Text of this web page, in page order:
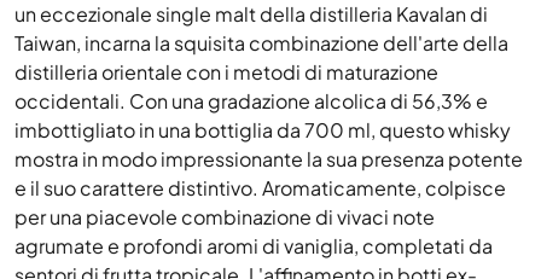
un eccezionale single malt della distilleria Kavalan di
Taiwan, incarna la squisita combinazione dell'arte della
distilleria orientale con i metodi di maturazione
occidentali. Con una gradazione alcolica di 56,3% e
imbottigliato in una bottiglia da 700 ml, questo whisky
mostra in modo impressionante la sua presenza potente
e il suo carattere distintivo. Aromaticamente, colpisce
per una piacevole combinazione di vivaci note
agrumate e profondi aromi di vaniglia, completati da